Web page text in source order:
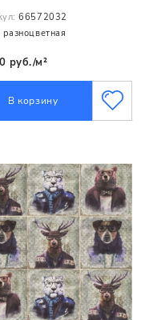
66572032
разноцветная
руб./м²
В корзину